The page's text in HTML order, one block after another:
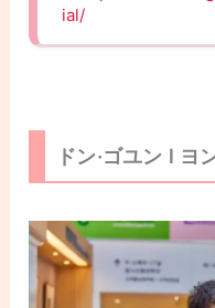
ial/
ドン·ゴユン l ヨ